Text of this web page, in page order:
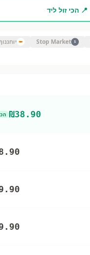
📍 הכי זול ליד
S
Stop Market
₪38.90